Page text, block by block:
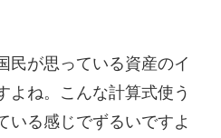
民が思っている資産のイ
よね。こんな計算式使う
いる感じでずるいですよ